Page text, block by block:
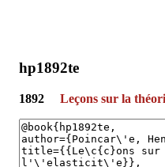
hp1892te
1892 Leçons sur la